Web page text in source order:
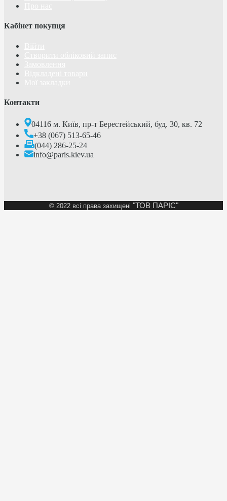
Кабінет покупця
Контакти
04116 м. Київ, пр-т Берестейський, буд. 30, кв. 72
+38 (067) 513-65-46
(044) 286-25-24
info@paris.kiev.ua
© 2022 всі права захищені "ТОВ ПАРІС"